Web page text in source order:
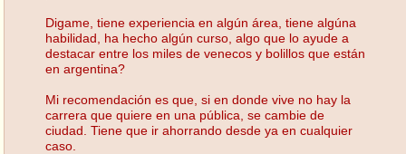
Digame, tiene experiencia en algún área, tiene algúna
habilidad, ha hecho algún curso, algo que lo ayude a
destacar entre los miles de venecos y bolillos que están
en argentina?
Mi recomendación es que, si en donde vive no hay la
carrera que quiere en una pública, se cambie de
ciudad. Tiene que ir ahorrando desde ya en cualquier
caso.